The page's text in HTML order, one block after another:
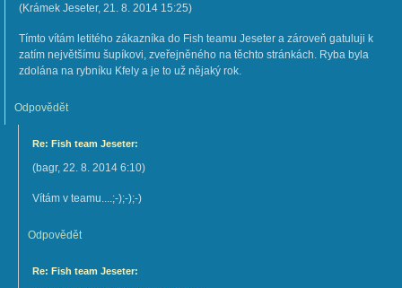
(Krámek Jeseter, 21. 8. 2014 15:25)
Tímto vítám letitého zákazníka do Fish teamu Jeseter a zároveň gatuluji k
zatím největšímu šupíkovi, zveřejněného na těchto stránkách. Ryba byla
zdolána na rybníku Kfely a je to už nějaký rok.
Odpovědět
Re: Fish team Jeseter:
(bagr, 22. 8. 2014 6:10)
Vítám v teamu....;-);-);-)
Odpovědět
Re: Fish team Jeseter: